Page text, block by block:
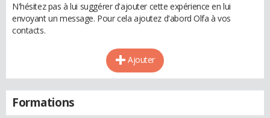
N'hésitez pas à lui suggérer d'ajouter cette expérience en lui
envoyant un message. Pour cela ajoutez d'abord Olfa à vos
contacts.
Ajouter
Formations